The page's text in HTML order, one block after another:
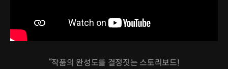
“작품의 완성도를 결정짓는 스토리보드!